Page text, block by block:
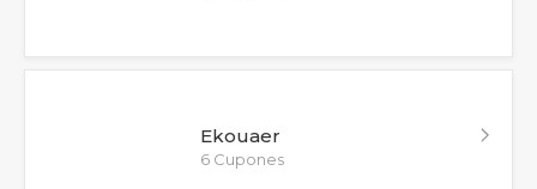
Ekouaer
6 Cupones